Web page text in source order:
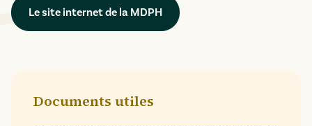
Le site internet de la MDPH
Documents utiles